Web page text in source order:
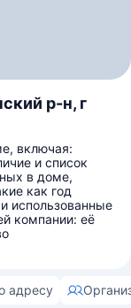
р-н, г
включая:
и список
в доме,
как год
использованные
компании: её
адресу